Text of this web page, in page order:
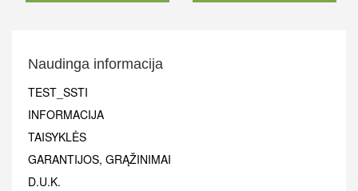
Naudinga informacija
TEST_SSTI
INFORMACIJA
TAISYKLĖS
GARANTIJOS, GRĄŽINIMAI
D.U.K.